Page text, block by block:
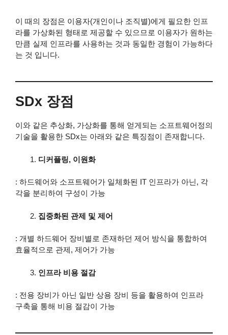
이 때의 장점은 이용자(개인이나 조직별)에게 필요한 인프
라를 가상화된 형태로 제공할 수 있으므로 이용자가 원하는
만큼 실제 인프라를 사용하는 것과 동일한 경험이 가능하다
는 것 입니다.
SDx 장점
이와 같은 추상화, 가상화를 통해 얻게되는 소프트웨어정의
기술을 활용한 SDx는 아래와 같은 특징점이 존재합니다.
디커플링, 이원화
: 하드웨어와 소프트웨어가 일체화된 IT 인프라가 아닌, 각
각을 분리하여 구성이 가능
집중화된 관제 및 제어
: 개별 하드웨어 장비별로 존재하던 제어 방식을 통합하여
효율적으로 관제, 제어가 가능
인프라 비용 절감
: 전용 장비가 아닌 일반 상용 장비 등을 활용하여 인프라
구축을 통해 비용 절감이 가능